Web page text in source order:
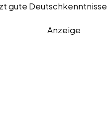
gute Deutschkenntnisse
Anzeige